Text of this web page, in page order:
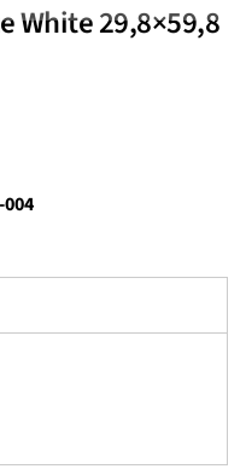
White 29,8×59,8